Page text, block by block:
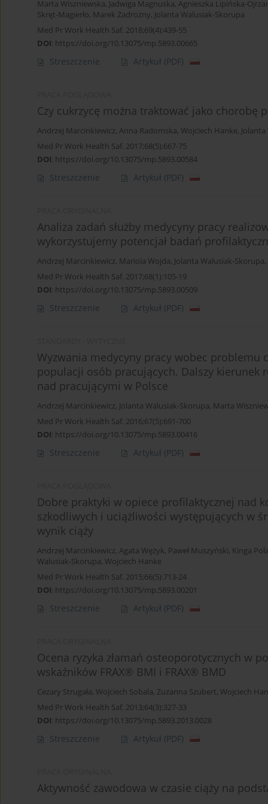
Marta Wiszniewska, Jadwiga Magnuska, Agnieszka Lipińska-
Skręt-Magierło, Marek Zadrożny, Jolanta Walusiak-Skorupa
Med Pr Work Health Saf. 2018;69(4):439-55
DOI: https://doi.org/10.13075/mp.5893.00665
Streszczenie Artykuł (PDF)
Czy cukrzycę można traktować jako chorobę
Andrzej Marcinkiewicz, Anna Radomska, Wojciech Hanke,
Med Pr Work Health Saf. 2017;68(5):667-75
DOI: https://doi.org/10.13075/mp.5893.00584
Streszczenie Artykuł (PDF)
Analiza zadań służby medycyny pracy
wykorzystujemy potencjał badań
Andrzej Marcinkiewicz, Mariola Wojda, Jolanta Walusiak-Skorupa,
Med Pr Work Health Saf. 2017;68(1):105-19
DOI: https://doi.org/10.13075/mp.5893.00509
Streszczenie Artykuł (PDF)
Wyzwania medycyny pracy wobec problemu
populacji osób pracujących. Dalszy
nad pracującymi w Polsce
Andrzej Marcinkiewicz, Jolanta Walusiak-Skorupa, Marta
Med Pr Work Health Saf. 2016;67(5):691-700
DOI: https://doi.org/10.13075/mp.5893.00416
Streszczenie Artykuł (PDF)
Dobre praktyki w opiece profilaktycznej nad
szkodliwych i uciążliwości występujących w
wynik ciąży
Andrzej Marcinkiewicz, Agata Wężyk, Paweł Muszyński, Kinga
Walusiak-Skorupa, Wojciech Hanke
Med Pr Work Health Saf. 2015;66(5):713-24
DOI: https://doi.org/10.13075/mp.5893.00201
Streszczenie Artykuł (PDF)
Ocena ryzyka złamań osteoporotycznych w
wskaźników FRAX® BMI i FRAX® BMD
Cezary Strugała, Wojciech Sobala, Zuzanna Szubert, Wojciech
Med Pr Work Health Saf. 2013;64(3):327-33
DOI: https://doi.org/10.13075/mp.5893.2013.0028
Streszczenie Artykuł (PDF)
Aktywność zawodowa w czasie ciąży na